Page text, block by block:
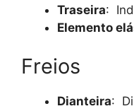
Traseira:
Elemento
Freios
Dianteira: